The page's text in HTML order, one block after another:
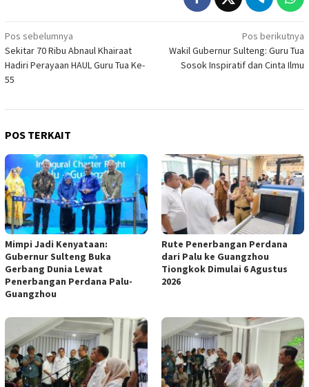
Navigasi
pos
Pos sebelumnya
Sekitar 70 Ribu Abnaul Khairaat
Hadiri Perayaan HAUL Guru Tua Ke-
55
Pos berikutnya
Wakil Gubernur Sulteng: Guru Tua
Sosok Inspiratif dan Cinta Ilmu
POS TERKAIT
Mimpi Jadi Kenyataan:
Gubernur Sulteng Buka
Gerbang Dunia Lewat
Penerbangan Perdana Palu-
Guangzhou
Rute Penerbangan Perdana
dari Palu ke Guangzhou
Tiongkok Dimulai 6 Agustus
2026